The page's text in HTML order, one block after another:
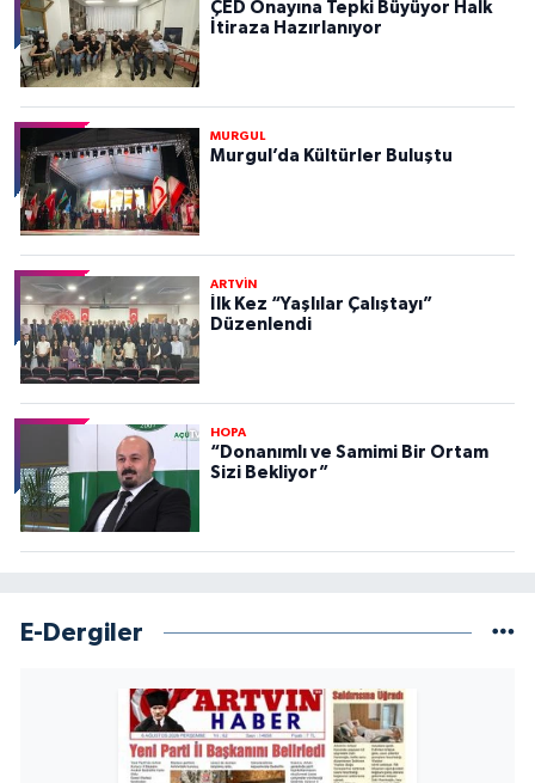
ÇED Onayına Tepki Büyüyor Halk
İtiraza Hazırlanıyor
MURGUL
Murgul’da Kültürler Buluştu
ARTVİN
İlk Kez “Yaşlılar Çalıştayı”
Düzenlendi
HOPA
“Donanımlı ve Samimi Bir Ortam
Sizi Bekliyor”
E-Dergiler